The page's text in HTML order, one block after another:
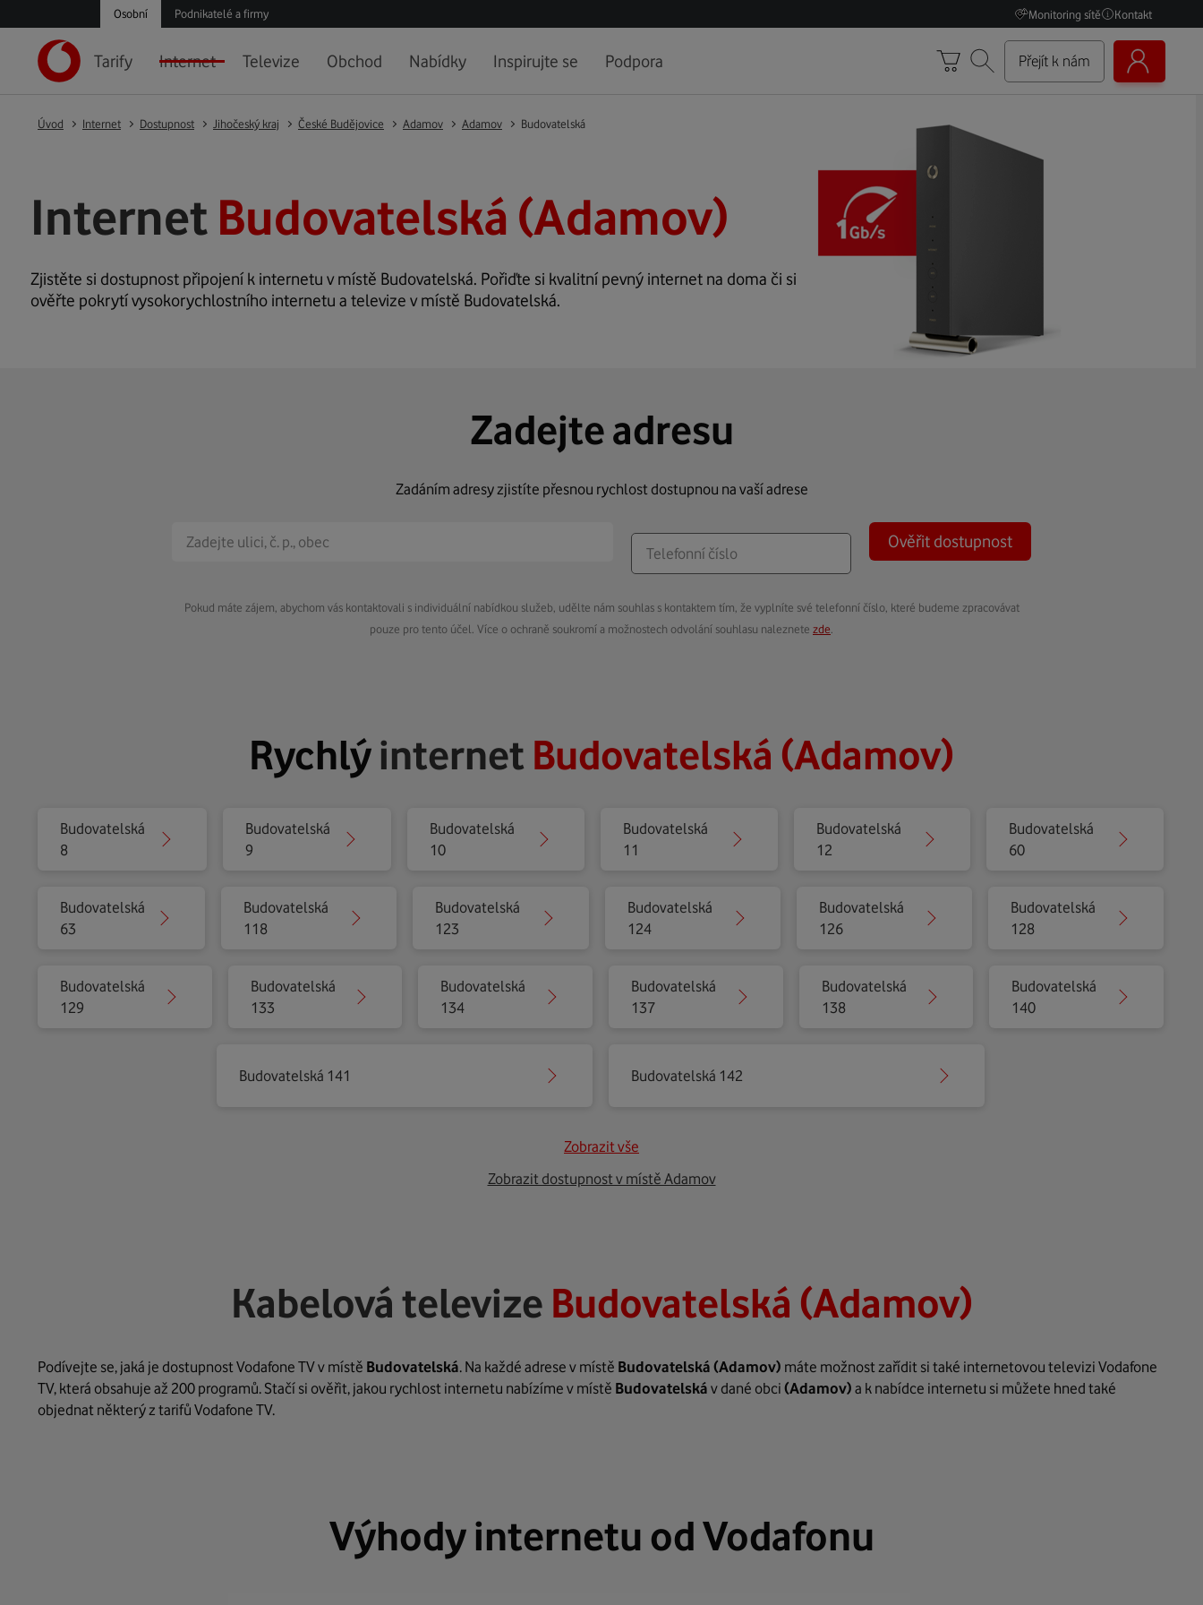
Osobní Podnikatelé a firmy Monitoring sítě Kontakt
Tarify Internet Televize Obchod Nabídky Inspirujte se Podpora Přejít k nám
Úvod Internet Dostupnost Jihočeský kraj České Budějovice Adamov Adamov Budovatelská
Internet Budovatelská (Adamov)
Zjistěte si dostupnost připojení k internetu v místě Budovatelská. Pořiďte si kvalitní pevný internet na doma či si
ověřte pokrytí vysokorychlostního internetu a televize v místě Budovatelská.
Zadejte adresu
Zadáním adresy zjistíte přesnou rychlost dostupnou na vaší adrese
Ověřit dostupnost
Pokud máte zájem, abychom vás kontaktovali s individuální nabídkou služeb, udělte nám souhlas s kontaktem tím, že vyplníte své telefonní číslo, které budeme zpracovávat
pouze pro tento účel. Více o ochraně soukromí a možnostech odvolání souhlasu naleznete zde
Rychlýinternet Budovatelská (Adamov)
Budovatelská
8
Budovatelská
9
Budovatelská
10
Budovatelská
11
Budovatelská
12
Budovatelská
60
Budovatelská
63
Budovatelská
118
Budovatelská
123
Budovatelská
124
Budovatelská
126
Budovatelská
128
Budovatelská
129
Budovatelská
133
Budovatelská
134
Budovatelská
137
Budovatelská
138
Budovatelská
140
Budovatelská 141 Budovatelská 142
Zobrazit vše
Zobrazit dostupnost v místě Adamov
Kabelová televize Budovatelská (Adamov)
Podívejte se, jaká je dostupnost Vodafone TV v místě Budovatelská. Na každé adrese v místě Budovatelská (Adamov) máte možnost zařídit si také internetovou televizi Vodafone
TV, která obsahuje až 200 programů. Stačí si ověřit, jakou rychlost internetu nabízíme v místě Budovatelská v dané obci (Adamov) a k nabídce internetu si můžete hned také
objednat některý z tarifů Vodafone TV.
Výhody internetu od Vodafonu